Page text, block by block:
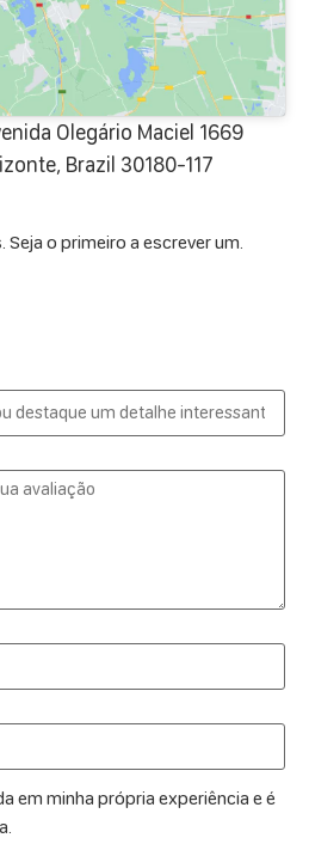
Olegário Maciel 1669
Brazil 30180-117
o primeiro a escrever um.
em minha própria experiência e é